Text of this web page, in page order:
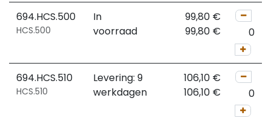
694.HCS.500
HCS.500
In
voorraad
99,80 €
99,80 €
694.HCS.510
HCS.510
Levering: 9
werkdagen
106,10 €
106,10 €